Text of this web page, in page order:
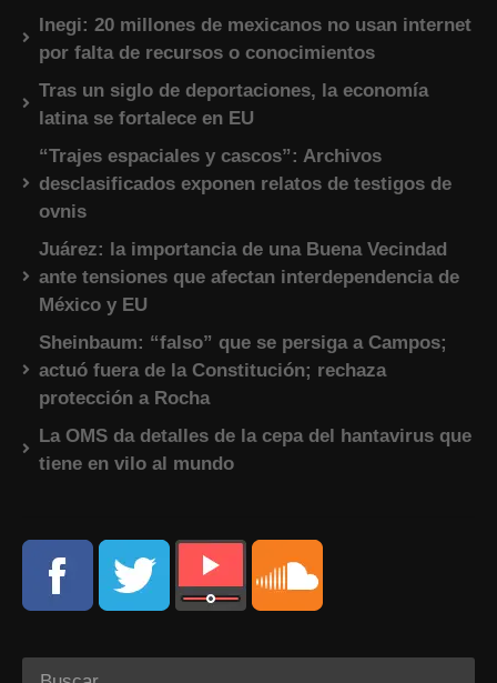
Inegi: 20 millones de mexicanos no usan internet
por falta de recursos o conocimientos
Tras un siglo de deportaciones, la economía
latina se fortalece en EU
“Trajes espaciales y cascos”: Archivos
desclasificados exponen relatos de testigos de
ovnis
Juárez: la importancia de una Buena Vecindad
ante tensiones que afectan interdependencia de
México y EU
Sheinbaum: “falso” que se persiga a Campos;
actuó fuera de la Constitución; rechaza
protección a Rocha
La OMS da detalles de la cepa del hantavirus que
tiene en vilo al mundo